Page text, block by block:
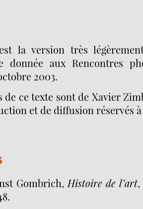
la version très
donnée aux Rencontres
2003.
de ce texte sont de Xavier
et de diffusion réservés
Gombrich, Histoire de l’art,